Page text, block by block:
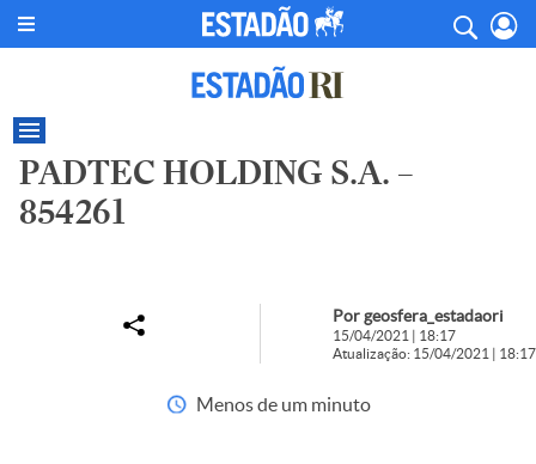
PADTEC HOLDING S.A. –
854261
Por geosfera_estadaori
15/04/2021 | 18:17
Atualização: 15/04/2021 | 18:17
Menos de um minuto